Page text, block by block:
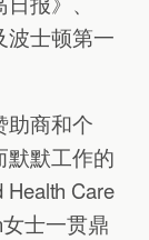
波士顿第一
助商和个
默默工作的
Care
士一贯鼎